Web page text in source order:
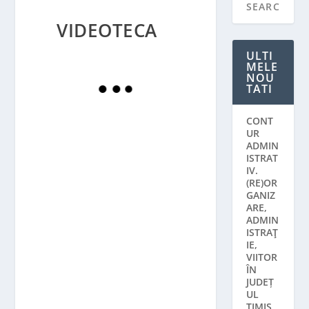
VIDEOTECA
ULTI
MELE
NOU
TATI
CONT
UR
ADMIN
ISTRAT
IV.
(RE)OR
GANIZ
ARE,
ADMIN
ISTRAŢ
IE,
VIITOR
ÎN
JUDEȚ
UL